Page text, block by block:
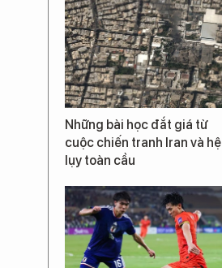
Những bài học đắt giá từ
cuộc chiến tranh Iran và hệ
lụy toàn cầu